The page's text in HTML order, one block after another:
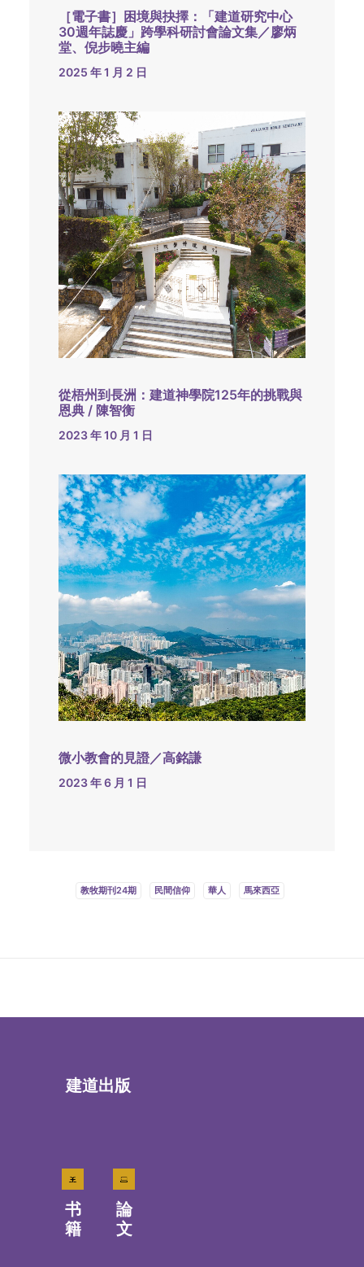
［電子書］困境與抉擇：「建道研究中心
30週年誌慶」跨學科研討會論文集／廖炳
堂、倪步曉主編
2025 年 1 月 2 日
從梧州到長洲：建道神學院125年的挑戰與
恩典 / 陳智衡
2023 年 10 月 1 日
微小教會的見證／高銘謙
2023 年 6 月 1 日
教牧期刊24期 民間信仰 華人 馬來西亞
建道出版
书
籍
論
文